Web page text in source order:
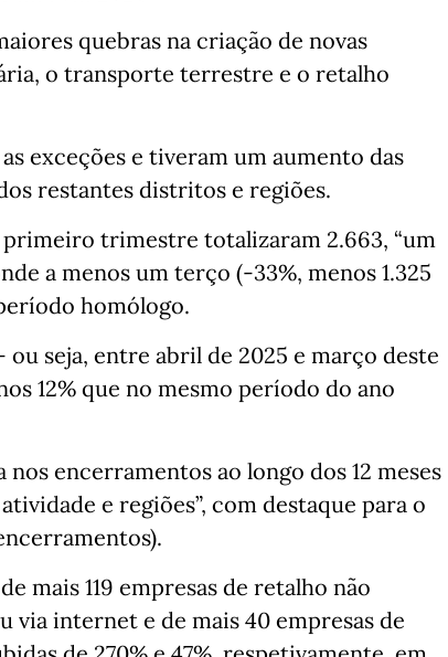
quebras na criação de novas
o transporte terrestre e o retalho
exceções e tiveram um aumento das
restantes distritos e regiões.
primeiro trimestre totalizaram 2.663, “um
a menos um terço (-33%, menos 1.325
homólogo.
ou seja, entre abril de 2025 e março deste
12% que no mesmo período do ano
encerramentos ao longo dos 12 meses
e regiões”, com destaque para o
mais 119 empresas de retalho não
internet e de mais 40 empresas de